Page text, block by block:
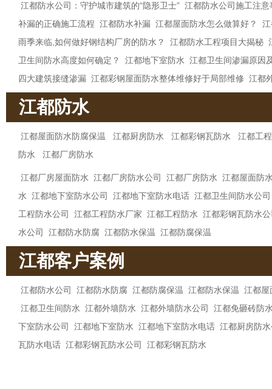
江都防水公司：守护城市建筑的“隐形卫士” 江都防水公司施工注
补漏的正确施工流程 江都防水补漏 江都屋面防水怎么做算好？
雨季来临,如何做好钢结构厂房的防水？
江都防水工程项目大揭秘
卫生间防水高度如何确定？
江都地下室防水 江都卫生间渗漏原因
四大建筑接缝渗漏 江都彩钢屋面防水整体维修好于局部维修 江都
江都防水
江都屋面防水防腐保温 江都厨房防水 江都彩钢瓦防水
江都工
防水
江都厂房防水
江都厂房屋面防水 江都厂房防水公司 江都厂房防水 江都屋面防
水 江都地下室防水公司 江都地下室防水电话 江都卫生间防水公司
工程防水公司
江都工程防水厂家 江都工程防水 江都彩钢瓦防水
水公司
江都防水防腐 江都防水保温 江都防腐保温
江都客户案例
江都防水公司 江都防水防腐 江都防腐保温 江都防水保温 江都屋
江都卫生间防水 江都外墙防水 江都外墙防水公司
江都免砸砖防
下室防水公司
江都地下室防水 江都地下室防水电话 江都厨房防
瓦防水电话 江都彩钢瓦防水公司 江都彩钢瓦防水